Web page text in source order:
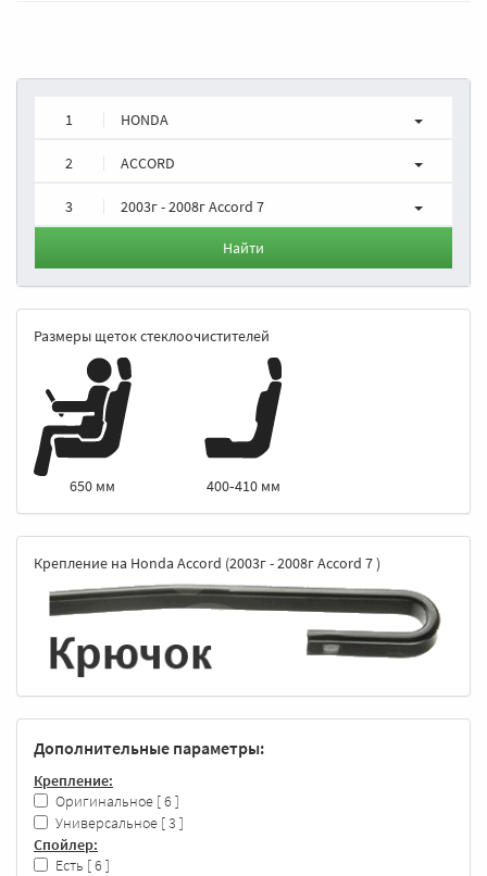
1 HONDA
2 ACCORD
3 2003г - 2008г Accord 7
Найти
Размеры щеток стеклоочистителей
650 мм 400‑410 мм
Крепление на Honda Accord (2003г - 2008г Accord 7 )
Дополнительные параметры:
Крепление:
Оригинальное [ 6 ]
Универсальное [ 3 ]
Спойлер:
Есть [ 6 ]